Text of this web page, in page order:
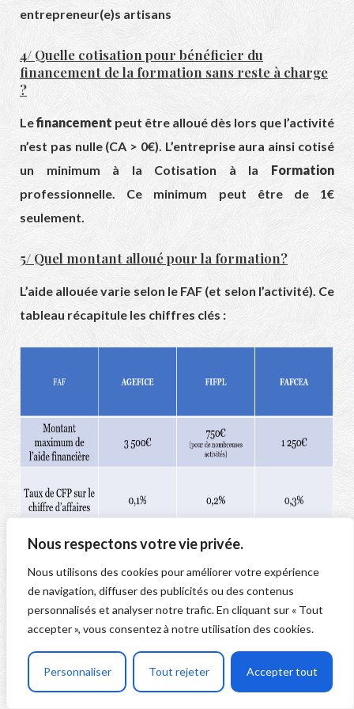
Nous respectons votre vie privée.
Nous utilisons des cookies pour améliorer votre expérience
de navigation, diffuser des publicités ou des contenus
personnalisés et analyser notre trafic. En cliquant sur « Tout
accepter », vous consentez à notre utilisation des cookies.
Personnaliser Tout rejeter Accepter tout
entrepreneur(e)s artisans
4/ Quelle cotisation pour bénéficier du
financement de la formation sans reste à charge
?
Lefinancement peut être alloué dès lors que l’activité
n’est pas nulle (CA > 0€). L’entreprise aura ainsi cotisé
un minimum à la Cotisation à la Formation
professionnelle. Ce minimum peut être de 1€
seulement.
5/ Quel montant alloué pour la formation?
L’aide allouée varie selon le FAF (et selon l’activité). Ce
tableau récapitule les chiffres clés :
A noter
: l’AGEFICE impose une cotisation CFP de 12€
minimum (soit un CA annuel de 12 000€ minimum)
pour débloquer le montant total. A défaut, seule une
fraction sera débloquée (environ 200€). Le FIFPL et le
FAFCEA débloquent le montant total dès le 1er euro